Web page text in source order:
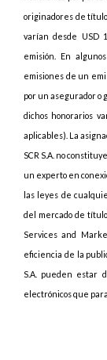
originadores de
varían desde USD
emisión. En
emisiones de un
por un asegurador o
dichos honorarios
aplicables). La
SCR S.A. no
un experto en
las leyes de
del mercado de
Services and
eficiencia de la
S.A. pueden estar
electrónicos que